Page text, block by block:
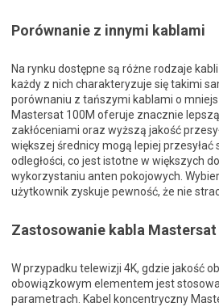
Porównanie z innymi kablami
Na rynku dostępne są różne rodzaje
każdy z nich charakteryzuje się takimi
porównaniu z tańszymi kablami o
Mastersat 100M oferuje znacznie
zakłóceniami oraz wyższą jakość
większej średnicy mogą lepiej przesyłać
odległości, co jest istotne w większych
wykorzystaniu anten pokojowych.
użytkownik zyskuje pewność, że nie
Zastosowanie kabla
W przypadku telewizji 4K, gdzie jakość
obowiązkowym elementem jest
parametrach. Kabel koncentryczny